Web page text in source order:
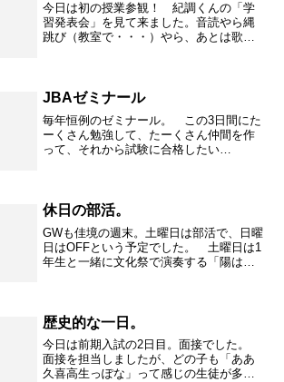
今日は初の授業参観！ 紀調くんの「学
習発表会」を見て来ました。音読やら縄
跳び（教室で・・・）やら、あとは歌か
した。家ではあまり見ら...
JBAゼミナール
毎年恒例のゼミナール。 この3日間にた
ーくさん勉強して、たーくさん仲間を作
って、それから試験に合格したい
ソニー・ヴァリエーションズ」...
休日の部活。
GWも佳境の週末。土曜日は部活で、日曜
日はOFFという予定でした。 土曜日は1
年生と一緒に文化祭で演奏する「陽はま
しね。定期演奏...
歴史的な一日。
今日は前期入試の2日目。面接でした。
面接を担当しましたが、どの子も「ああ
久喜高生っぽな」って感じの生徒が多く